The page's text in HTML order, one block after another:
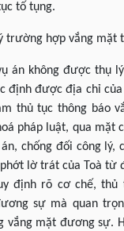
tố tụng.
trường hợp vắng mặt
án không được thụ
định được địa chỉ
thủ tục thông báo
pháp luật, qua mặt
chống đối công lý,
lờ trát của Toà từ
định rõ cơ chế, thủ
sự mà quan
vắng mặt đương sự.